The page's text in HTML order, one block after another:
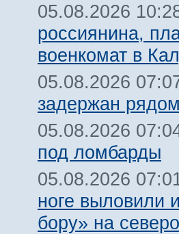
05.08.2026
россиянина,
военкомат в
05.08.2026
задержан
05.08.2026
под ломбарды
05.08.2026
ноге выловили
бору» на